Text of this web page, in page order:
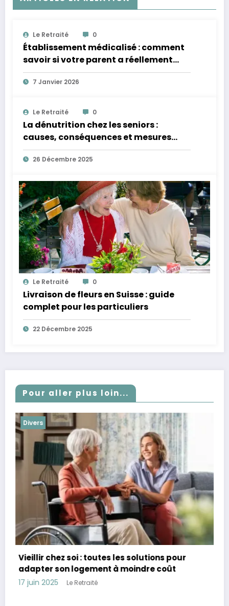
Le Retraité 0
Établissement médicalisé : comment
savoir si votre parent a réellement
besoin d’un niveau de soins renforcé ?
7 Janvier 2026
Le Retraité 0
La dénutrition chez les seniors :
causes, conséquences et mesures
concrètes
26 Décembre 2025
Le Retraité 0
Livraison de fleurs en Suisse : guide
complet pour les particuliers
22 Décembre 2025
Pour aller plus loin...
Divers
Combien avoir de côté à 60 ans : Guide
assurer sa retraite et sa sécurité
28 avril 2025